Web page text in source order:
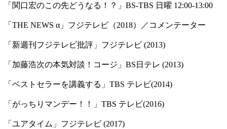
「関口宏のこの先どうなる！？」BS-TBS 日曜 12:00-13:00
「THE NEWS α」フジテレビ（2018）／コメンテーター
「新週刊フジテレビ批評」フジテレビ (2013)
「加藤浩次の本気対談！コージ」BS日テレ (2013)
「ベストセラーを講義する」TBS テレビ(2014)
「がっちりマンデー！！」TBS テレビ(2016)
「ユアタイム」フジテレビ (2017)